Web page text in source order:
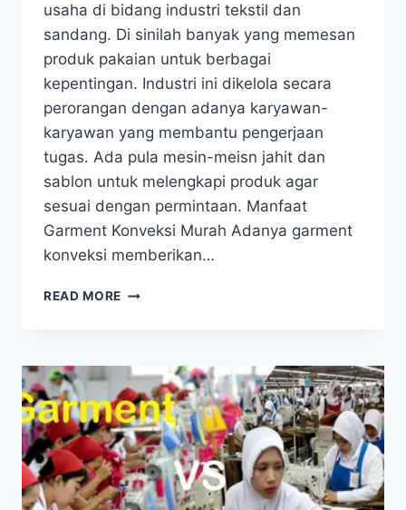
usaha di bidang industri tekstil dan
sandang. Di sinilah banyak yang memesan
produk pakaian untuk berbagai
kepentingan. Industri ini dikelola secara
perorangan dengan adanya karyawan-
karyawan yang membantu pengerjaan
tugas. Ada pula mesin-meisn jahit dan
sablon untuk melengkapi produk agar
sesuai dengan permintaan. Manfaat
Garment Konveksi Murah Adanya garment
konveksi memberikan…
READ MORE MANFAAT
UMUM
DAN
BAGAIMANA
MEMILIH
YANG
TERBAIK